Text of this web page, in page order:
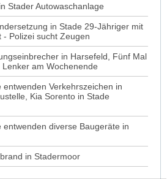
Stader Autowaschanlage
in Stade 29-Jähriger mit
- Polizei sucht Zeugen
in Harsefeld, Fünf Mal
am Wochenende
entwenden Verkehrszeichen in
Kia Sorento in Stade
entwenden diverse Baugeräte in
in Stadermoor